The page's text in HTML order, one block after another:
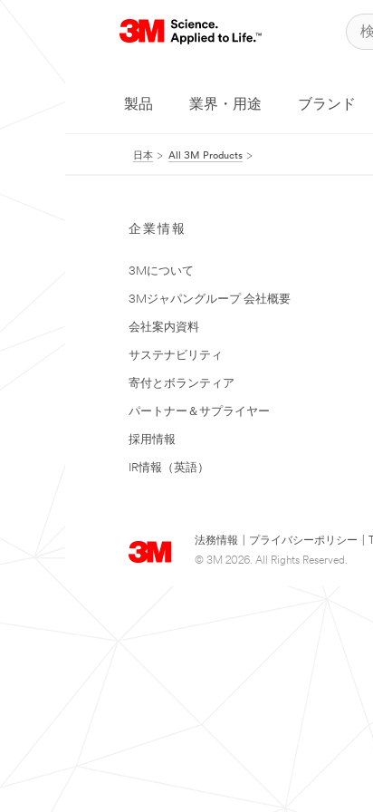
製品 業界・用途 ブランド
日本 All 3M Products
企業情報
3Mについて
3Mジャパングループ 会社概要
会社案内資料
サステナビリティ
寄付とボランティア
パートナー＆サプライヤー
採用情報
IR情報（英語）
法務情報 プライバシーポリシー
© 3M 2026. All Rights Reserved.